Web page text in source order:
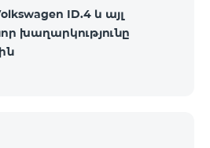
ID.4 և այլ
խաղարկությունը